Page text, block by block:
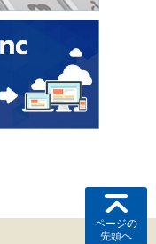
ページの
先頭へ